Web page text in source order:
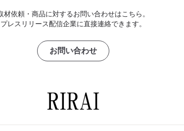
材依頼・商品に対するお問い合わせはこちら。
プレスリリース配信企業に直接連絡できます。
お問い合わせ